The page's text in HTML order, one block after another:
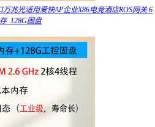
兆光适用爱快AP企业X86电竞酒店ROS网关 6
_128G固盘